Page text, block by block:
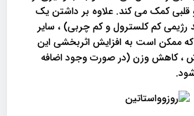
کمک می کند. علاوه بر داشتن یک
رژیمی کم کلسترول و کم چربی) ، سایر
ممکن است به افزایش اثربخشی این
، کاهش وزن (در صورت وجود اضافه